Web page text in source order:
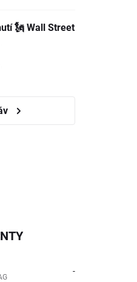
🗽 Wall Street
-